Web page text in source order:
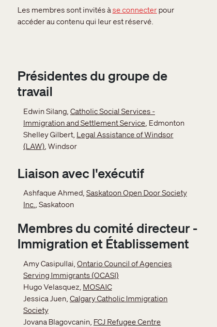
Les membres sont invités àse connecter pour
accéder au contenu qui leur est réservé.
Présidentes du groupe de
travail
Edwin Silang, Catholic Social Services -
Immigration and Settlement Service , Edmonton
Shelley Gilbert, Legal Assistance of Windsor
(LAW) , Windsor
Liaison avec l'exécutif
Ashfaque Ahmed, Saskatoon Open Door Society
Inc., Saskatoon
Membres du comité directeur -
Immigration et Établissement
Amy Casipullai, Ontario Council of Agencies
Serving Immigrants (OCASI)
Hugo Velasquez, MOSAIC
Jessica Juen, Calgary Catholic Immigration
Society
Jovana Blagovcanin, FCJ Refugee Centre